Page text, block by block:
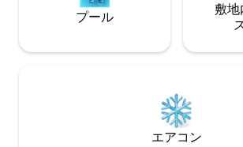
プール
敷
エアコン